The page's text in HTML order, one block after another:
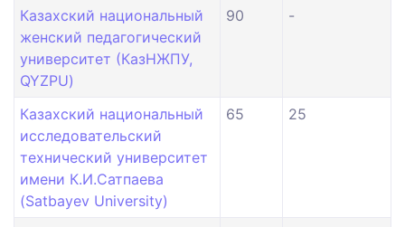
Казахский национальный
женский педагогический
университет (КазНЖПУ,
QYZPU)
90 -
Казахский национальный
исследовательский
технический университет
имени К.И.Сатпаева
(Satbayev University)
65 25